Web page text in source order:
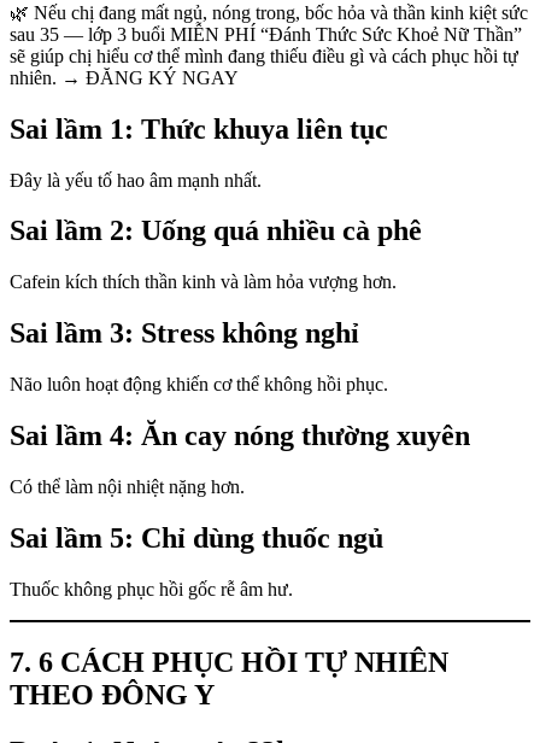
🌿 Nếu chị đang mất ngủ, nóng trong, bốc hỏa và thần kinh kiệt sức
sau 35 — lớp 3 buổi MIỄN PHÍ “Đánh Thức Sức Khoẻ Nữ Thần”
sẽ giúp chị hiểu cơ thể mình đang thiếu điều gì và cách phục hồi tự
nhiên. → ĐĂNG KÝ NGAY
Sai lầm 1: Thức khuya liên tục
Đây là yếu tố hao âm mạnh nhất.
Sai lầm 2: Uống quá nhiều cà phê
Cafein kích thích thần kinh và làm hỏa vượng hơn.
Sai lầm 3: Stress không nghỉ
Não luôn hoạt động khiến cơ thể không hồi phục.
Sai lầm 4: Ăn cay nóng thường xuyên
Có thể làm nội nhiệt nặng hơn.
Sai lầm 5: Chỉ dùng thuốc ngủ
Thuốc không phục hồi gốc rễ âm hư.
7. 6 CÁCH PHỤC HỒI TỰ NHIÊN
THEO ĐÔNG Y